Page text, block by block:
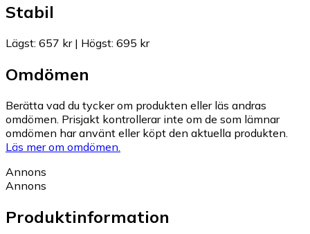
Stabil
Lägst: 657 kr| Högst: 695 kr
Omdömen
Berätta vad du tycker om produkten eller läs andras
omdömen. Prisjakt kontrollerar inte om de som lämnar
omdömen har använt eller köpt den aktuella produkten.
Läs mer om omdömen.
Annons
Annons
Produktinformation